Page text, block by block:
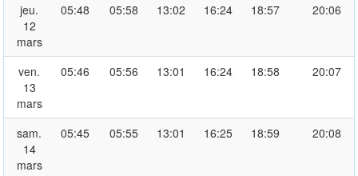
jeu.
12
mars
05:48 05:58 13:02 16:24 18:57 20:06
ven.
13
mars
05:46 05:56 13:01 16:24 18:58 20:07
sam.
14
mars
05:45 05:55 13:01 16:25 18:59 20:08